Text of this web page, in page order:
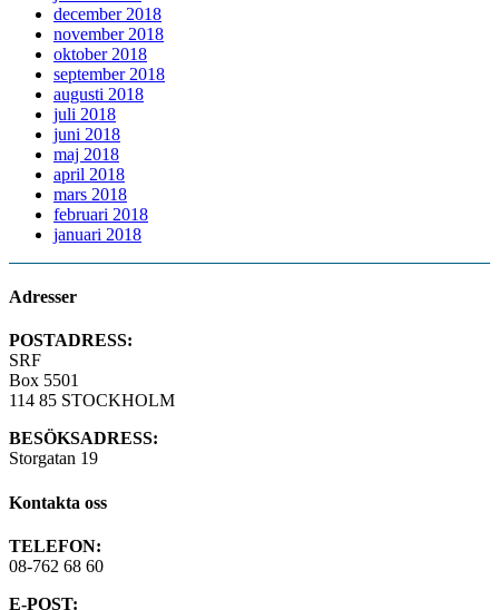
december 2018
november 2018
oktober 2018
september 2018
augusti 2018
juli 2018
juni 2018
maj 2018
april 2018
mars 2018
februari 2018
januari 2018
Adresser
POSTADRESS:
SRF
Box 5501
114 85 STOCKHOLM
BESÖKSADRESS:
Storgatan 19
Kontakta oss
TELEFON:
08-762 68 60
E-POST: